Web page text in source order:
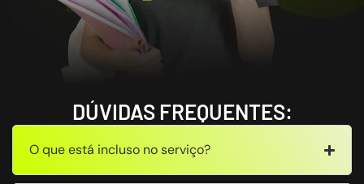
DÚVIDAS FREQUENTES:
O que está incluso no serviço?